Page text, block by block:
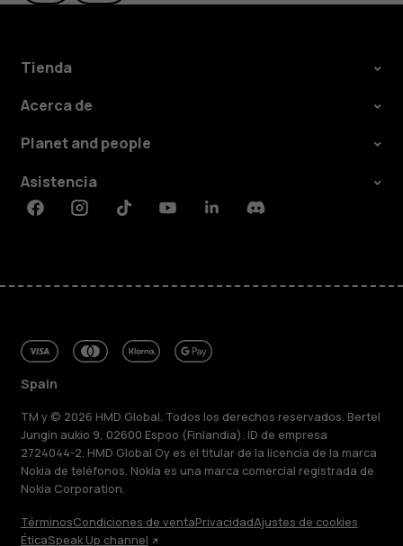
Tienda
Acerca de
Planet and people
Asistencia
FacebookInstagramTiktokYoutubeLinkedinDiscord
Spain
TM y © 2026 HMD Global. Todos los derechos reservados. Bertel
Jungin aukio 9, 02600 Espoo (Finlandia). ID de empresa
2724044-2. HMD Global Oy es el titular de la licencia de la marca
Nokia de teléfonos. Nokia es una marca comercial registrada de
Nokia Corporation.
TérminosCondiciones de ventaPrivacidadAjustes de cookies
ÉticaSpeak Up channel